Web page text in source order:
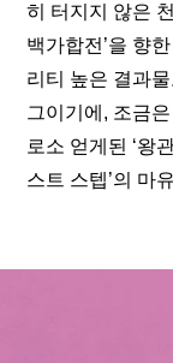
히 터지지 않은
백가합전’을 향
리티 높은 결과
그이기에, 조금
로소 얻게된 ‘왕
스트 스텝’의 마